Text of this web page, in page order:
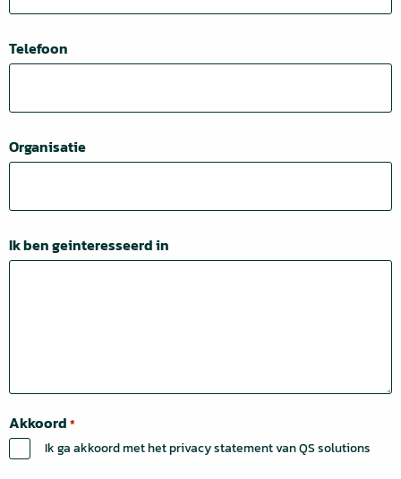
Telefoon
Organisatie
Ik ben geinteresseerd in
Akkoord *
Ik ga akkoord met het privacy statement van QS solutions